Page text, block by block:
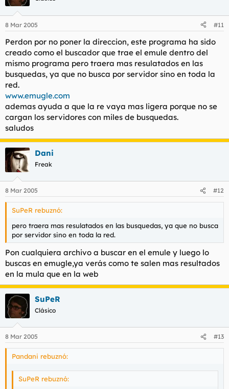
8 Mar 2005 #11
Perdon por no poner la direccion, este programa ha sido
creado como el buscador que trae el emule dentro del
mismo programa pero traera mas resulatados en las
busquedas, ya que no busca por servidor sino en toda la
red.
www.emugle.com
ademas ayuda a que la re vaya mas ligera porque no se
cargan los servidores con miles de busquedas.
saludos
Dani
Freak
8 Mar 2005 #12
SuPeR rebuznó:
pero traera mas resulatados en las busquedas, ya que no busca
por servidor sino en toda la red.
Pon cualquiera archivo a buscar en el emule y luego lo
buscas en emugle,ya verás como te salen mas resultados
en la mula que en la web
SuPeR
Clásico
8 Mar 2005 #13
Pandani rebuznó:
SuPeR rebuznó: